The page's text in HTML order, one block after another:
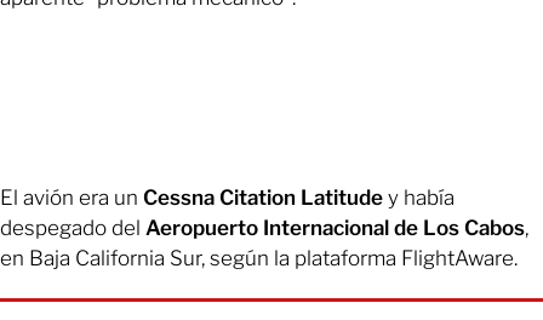
El avión era un Cessna Citation Latitude y había
despegado del Aeropuerto Internacional de Los Cabos,
en Baja California Sur, según la plataforma FlightAware.